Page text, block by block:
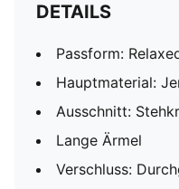
DETAILS
Passform:
Hauptmaterial:
Ausschnitt:
Lange Ärmel
Verschluss: